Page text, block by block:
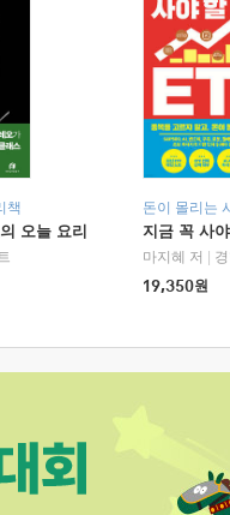
책
오늘 요리
돈이 몰리는
지금 꼭 사
마지혜 저
19,350원